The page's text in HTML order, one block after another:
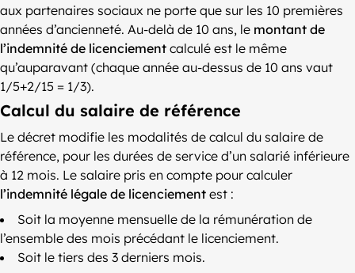
aux partenaires sociaux ne porte que sur les 10 premières
années d’ancienneté. Au-delà de 10 ans, le montant de
l’indemnité de licenciement calculé est le même
qu’auparavant (chaque année au-dessus de 10 ans vaut
1/5+2/15 = 1/3).
Calcul du salaire de référence
Le décret modifie les modalités de calcul du salaire de
référence, pour les durées de service d’un salarié inférieure
à 12 mois. Le salaire pris en compte pour calculer
l’indemnité légale de licenciement est :
Soit la moyenne mensuelle de la rémunération de
l’ensemble des mois précédant le licenciement.
Soit le tiers des 3 derniers mois.